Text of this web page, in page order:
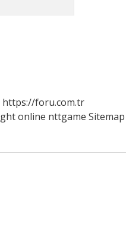
https://foru.com.tr
online nttgame Sitemap